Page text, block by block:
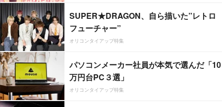
SUPER★DRAGON、自ら描いた”レトロ
フューチャー”
オリコンタイアップ特集
パソコンメーカー社員が本気で選んだ「10
万円台PC３選」
オリコンタイアップ特集